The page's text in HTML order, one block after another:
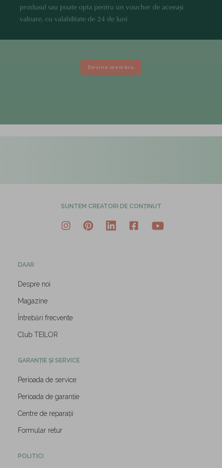
produsul sau poate opta pentru un voucher de aceeași
valoare, cu valabilitate de 24 de luni
Devino membru
SUNTEM CREATORI DE CONȚINUT
DAAR
Despre noi
Magazine
Întrebări frecvente
Club TEILOR
GARANȚIE ȘI SERVICE
Perioada de service
Perioada de garanție
Centre de reparații
Formular retur
POLITICI